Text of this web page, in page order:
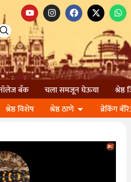
बॅंक चला समजून घेऊया
श्रेष्ठ
श्रेष्ठ विशेष श्रेष्ठ ठाणे ब्रेकिंग